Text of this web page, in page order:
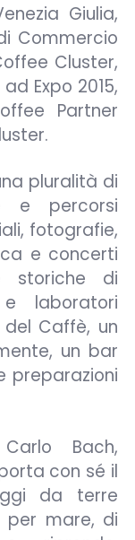
Giulia,
Commercio
Cluster,
Expo 2015,
Partner
pluralità di
e percorsi
fotografie,
e concerti
storiche di
laboratori
Caffè, un
un bar
preparazioni
Bach,
con sé il
da terre
per mare, di